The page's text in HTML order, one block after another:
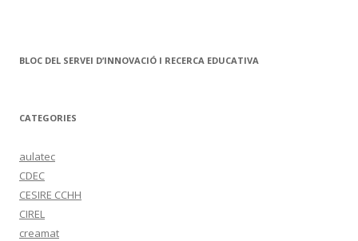
BLOC DEL SERVEI D’INNOVACIÓ I RECERCA EDUCATIVA
CATEGORIES
aulatec
CDEC
CESIRE CCHH
CIREL
creamat